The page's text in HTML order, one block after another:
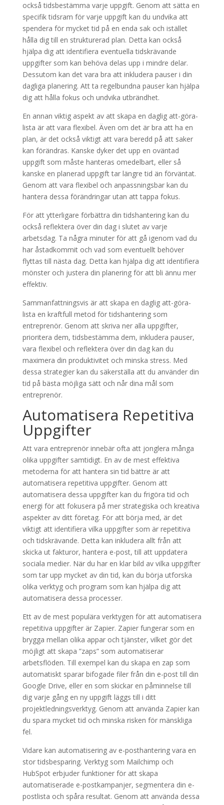
också tidsbestämma varje uppgift. Genom att sätta en
specifik tidsram för varje uppgift kan du undvika att
spendera för mycket tid på en enda sak och istället
hålla dig till en strukturerad plan. Detta kan också
hjälpa dig att identifiera eventuella tidskrävande
uppgifter som kan behöva delas upp i mindre delar.
Dessutom kan det vara bra att inkludera pauser i din
dagliga planering. Att ta regelbundna pauser kan hjälpa
dig att hålla fokus och undvika utbrändhet.
En annan viktig aspekt av att skapa en daglig att-göra-
lista är att vara flexibel. Även om det är bra att ha en
plan, är det också viktigt att vara beredd på att saker
kan förändras. Kanske dyker det upp en oväntad
uppgift som måste hanteras omedelbart, eller så
kanske en planerad uppgift tar längre tid än förväntat.
Genom att vara flexibel och anpassningsbar kan du
hantera dessa förändringar utan att tappa fokus.
För att ytterligare förbättra din tidshantering kan du
också reflektera över din dag i slutet av varje
arbetsdag. Ta några minuter för att gå igenom vad du
har åstadkommit och vad som eventuellt behöver
flyttas till nästa dag. Detta kan hjälpa dig att identifiera
mönster och justera din planering för att bli ännu mer
effektiv.
Sammanfattningsvis är att skapa en daglig att-göra-
lista en kraftfull metod för tidshantering som
entreprenör. Genom att skriva ner alla uppgifter,
prioritera dem, tidsbestämma dem, inkludera pauser,
vara flexibel och reflektera över din dag kan du
maximera din produktivitet och minska stress. Med
dessa strategier kan du säkerställa att du använder din
tid på bästa möjliga sätt och når dina mål som
entreprenör.
Automatisera Repetitiva
Uppgifter
Att vara entreprenör innebär ofta att jonglera många
olika uppgifter samtidigt. En av de mest effektiva
metoderna för att hantera sin tid bättre är att
automatisera repetitiva uppgifter. Genom att
automatisera dessa uppgifter kan du frigöra tid och
energi för att fokusera på mer strategiska och kreativa
aspekter av ditt företag. För att börja med, är det
viktigt att identifiera vilka uppgifter som är repetitiva
och tidskrävande. Detta kan inkludera allt från att
skicka ut fakturor, hantera e-post, till att uppdatera
sociala medier. När du har en klar bild av vilka uppgifter
som tar upp mycket av din tid, kan du börja utforska
olika verktyg och program som kan hjälpa dig att
automatisera dessa processer.
Ett av de mest populära verktygen för att automatisera
repetitiva uppgifter är Zapier. Zapier fungerar som en
brygga mellan olika appar och tjänster, vilket gör det
möjligt att skapa ”zaps” som automatiserar
arbetsflöden. Till exempel kan du skapa en zap som
automatiskt sparar bifogade filer från din e-post till din
Google Drive, eller en som skickar en påminnelse till
dig varje gång en ny uppgift läggs till i ditt
projektledningsverktyg. Genom att använda Zapier kan
du spara mycket tid och minska risken för mänskliga
fel.
Vidare kan automatisering av e-posthantering vara en
stor tidsbesparing. Verktyg som Mailchimp och
HubSpot erbjuder funktioner för att skapa
automatiserade e-postkampanjer, segmentera din e-
postlista och spåra resultat. Genom att använda dessa